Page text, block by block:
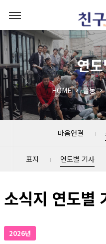
연
HOME 활동
마음연결
표지 연도별 기사
소식지 연도별
2026년